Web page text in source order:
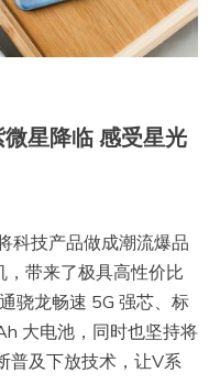
星降临 感受星光
科技产品做成潮流爆品
，带来了极具高性价比
骁龙畅速 5G 强芯、标
大电池，同时也坚持将
普及下放技术，让V系